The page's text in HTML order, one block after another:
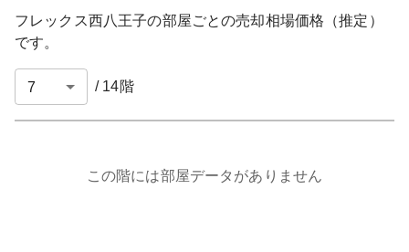
フレックス西八王子の部屋ごとの売却相場価格（推定）
です。
/ 14階
この階には部屋データがありません